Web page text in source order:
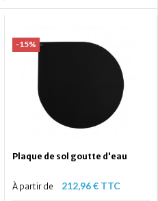
-15%
Plaque de sol goutte d'eau
À partir de 212,96 € TTC